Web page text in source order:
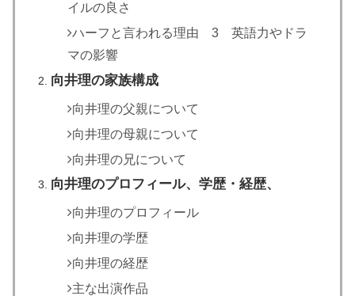
イルの良さ
ハーフと言われる理由 3 英語力やドラ
マの影響
向井理の家族構成
向井理の父親について
向井理の母親について
向井理の兄について
向井理のプロフィール、学歴・経歴、
向井理のプロフィール
向井理の学歴
向井理の経歴
主な出演作品